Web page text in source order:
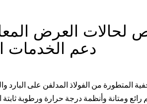
العرض
دعم الخدمات
المتطورة من الفولاذ المدلفن على البارد
ومتانة وأنظمة درجة حرارة ورطوبة ثابتة